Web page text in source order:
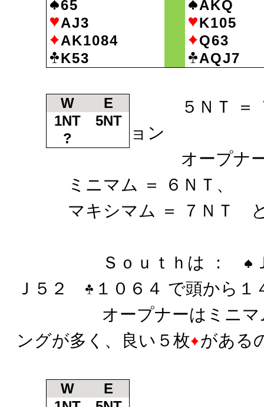
65
AJ3
AK1084
K53
AKQ
K105
Q63
AQJ7
W
E
1NT
5NT
?
５ＮＴ ＝ ７
ョン
オープナー
ミニマム ＝ ６ＮＴ、
マキシマム ＝ ７ＮＴ と
Ｓｏｕｔｈは ：
Ｊ５２
１０６４ で頭から１
オープナーはミニマム
ングが多く、良い５枚 がある
W
E